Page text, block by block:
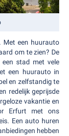
Met een huurauto
om te zien? De
stad met vele
een huurauto in
en zelfstandig te
redelijk geprijsde
vakantie en
Erfurt met ons
Een auto huren
hebben